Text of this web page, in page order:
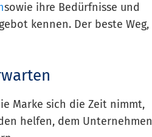
sowie ihre Bedürfnisse und
kennen. Der beste Weg,
Marke sich die Zeit nimmt,
helfen, dem Unternehmen